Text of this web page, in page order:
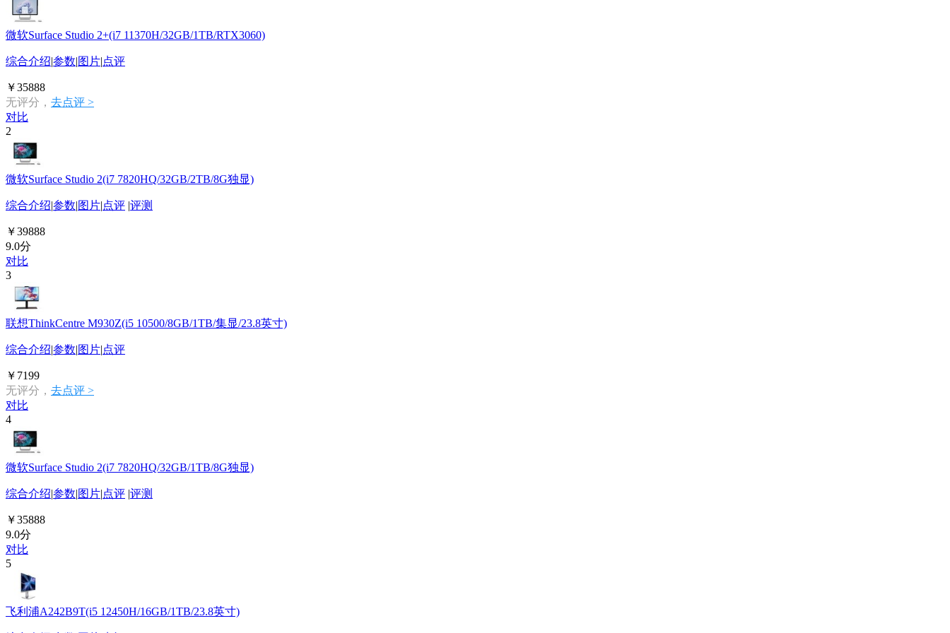
微软Surface Studio 2+(i7 11370H/32GB/1TB/RTX3060)
综合介绍|参数|图片|点评
￥35888
无评分， 去点评 >
对比
2
微软Surface Studio 2(i7 7820HQ/32GB/2TB/8G独显)
综合介绍|参数|图片|点评 |评测
￥39888
9.0分
对比
3
联想ThinkCentre M930Z(i5 10500/8GB/1TB/集显/23.8英寸)
综合介绍|参数|图片|点评
￥7199
无评分， 去点评 >
对比
4
微软Surface Studio 2(i7 7820HQ/32GB/1TB/8G独显)
综合介绍|参数|图片|点评 |评测
￥35888
9.0分
对比
5
飞利浦A242B9T(i5 12450H/16GB/1TB/23.8英寸)